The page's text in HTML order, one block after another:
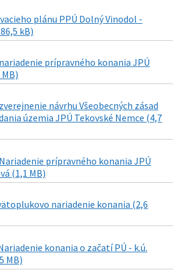
plánu PPÚ Dolný Vinodol -
kB)
prípravného konania JPÚ
návrhu Všeobecných zásad
územia JPÚ Tekovské Nemce (4,7
prípravného konania JPÚ
(1,1 MB)
nariadenie konania (2,6
konania o začatí PÚ - k.ú.
MB)